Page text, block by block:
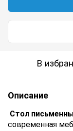
В
Описание
Стол
современная